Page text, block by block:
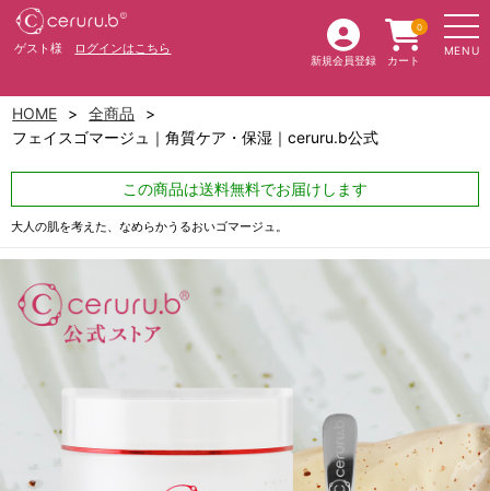
ゲスト様 ログインはこちら MENU
新規会員登録 カート
0
HOME
全商品
フェイスゴマージュ｜角質ケア・保湿｜ceruru.b公式
この商品は送料無料でお届けします
大人の肌を考えた、なめらかうるおいゴマージュ。